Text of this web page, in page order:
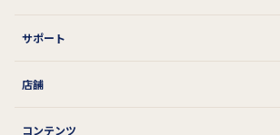
サポート
店舗
コンテンツ